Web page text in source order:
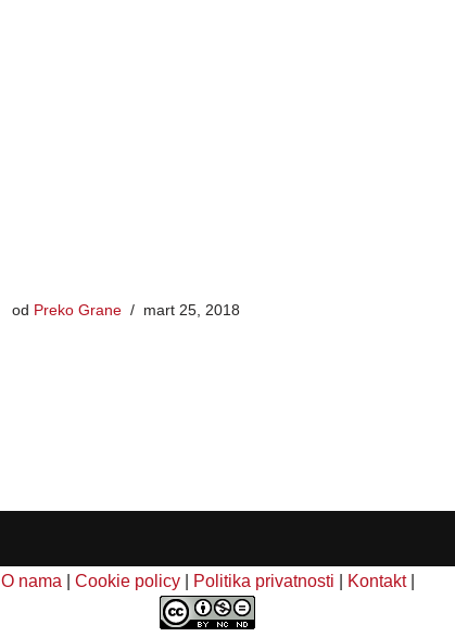
od Preko Grane mart 25, 2018
O nama Cookie policy Politika privatnosti Kontakt